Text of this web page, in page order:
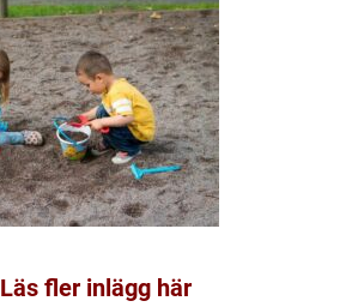
Läs fler inlägg här